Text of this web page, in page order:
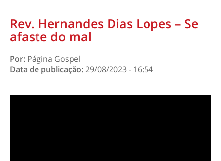
Rev. Hernandes Dias Lopes – Se
afaste do mal
Por: Página Gospel
Data de publicação:29/08/2023 - 16:54